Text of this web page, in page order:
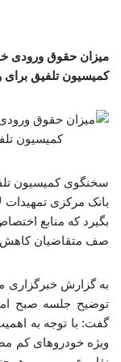
کمیسیون تلفیق برای
بانک مرکزی تمهیدات
بگیرد که منابع
صف متقاضیان کاهش
به گزارش خبرگزاری
گفت: با توجه به
ویژه خودروهای کم